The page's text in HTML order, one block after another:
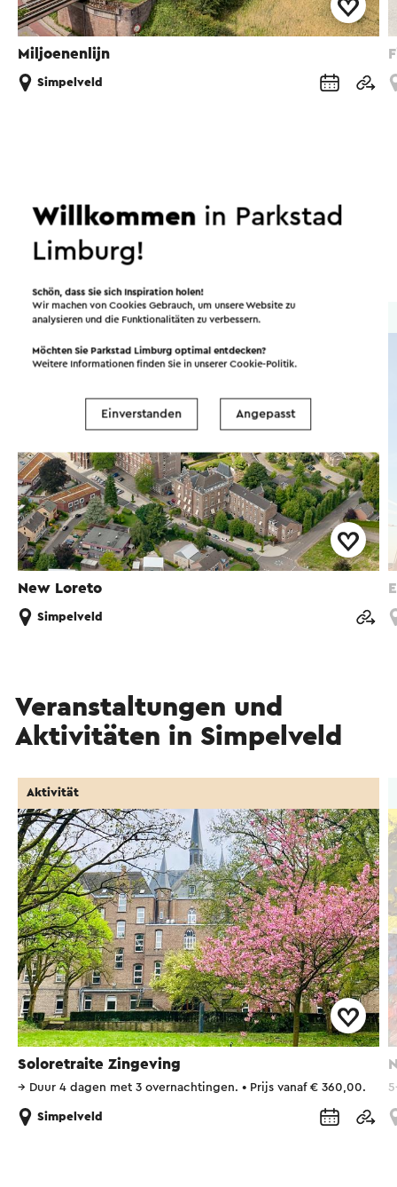
Miljoenenlijn
Simpelveld
Simpelveld
Bed & Breakfasts
New Loreto
Bed & Breakfast
Simpelveld
Veranstaltungen und
Aktivitäten in Simpelveld
Soloretraite Zingeving
Aktivität
→ Duur 4 dagen met 3 overnachtingen. • Prijs vanaf € 360,00.
Simpelveld
Willkommen in Parkstad
Limburg!
Schön, dass Sie sich Inspiration holen!
Wir machen von Cookies Gebrauch, um unsere Website zu
analysieren und die Funktionalitäten zu verbessern.
Möchten Sie Parkstad Limburg optimal entdecken?
Weitere Informationen finden Sie in unsererCookie-Politik.
Einverstanden Angepasst